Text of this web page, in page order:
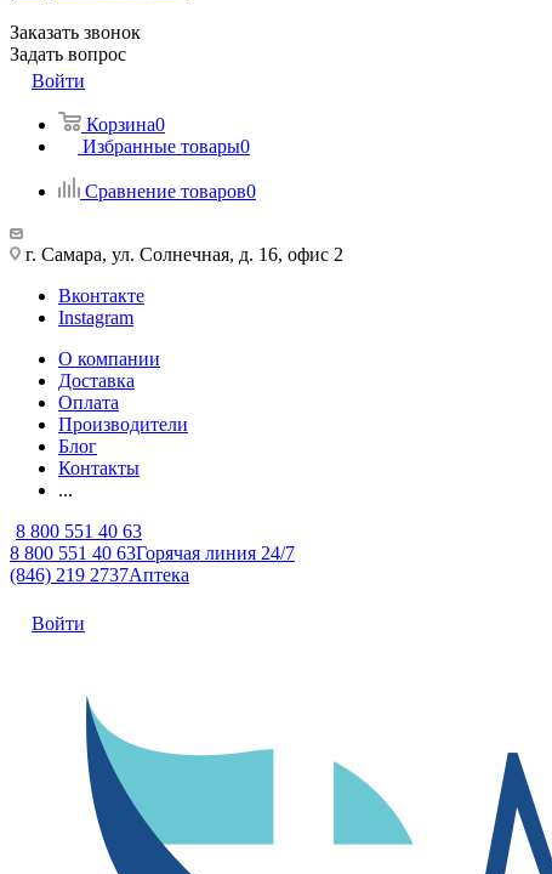
Заказать звонок
Задать вопрос
Войти
Корзина0
Избранные товары0
Сравнение товаров0
г. Самара, ул. Солнечная, д. 16, офис 2
Вконтакте
Instagram
О компании
Доставка
Оплата
Производители
Блог
Контакты
...
8 800 551 40 63
8 800 551 40 63Горячая линия 24/7
(846) 219 2737Аптека
Войти